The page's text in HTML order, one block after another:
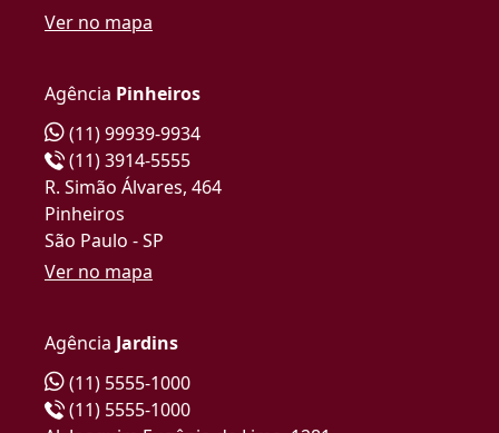
Ver no mapa
Agência Pinheiros
(11) 99939-9934
(11) 3914-5555
R. Simão Álvares, 464
Pinheiros
São Paulo - SP
Ver no mapa
Agência Jardins
(11) 5555-1000
(11) 5555-1000